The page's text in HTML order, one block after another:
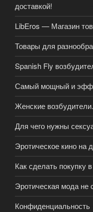
доставкой!
LibEros — Магазин
Товары для
Spanish Fly
Самый мощный и
Женские
Для чего нужны
Эротическое кино на
Как сделать покупку
Эротическая мода не
Конфиденциальность